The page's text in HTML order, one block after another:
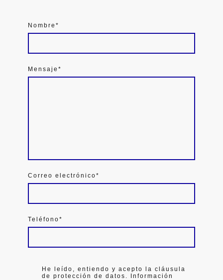
Nombre *
Mensaje *
Correo electrónico*
Teléfono*
He leído, entiendo y acepto la cláusula
de protección de datos. Información